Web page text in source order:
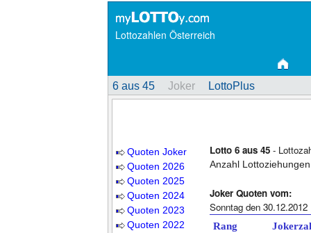
Lottozahlen Österreich
6 aus 45 Joker LottoPlus
Quoten Joker
Quoten 2026
Quoten 2025
Quoten 2024
Quoten 2023
Quoten 2022
Lotto 6 aus 45 -
Anzahl
Joker Quoten vom:
Sonntag den 30.12.2012
Rang